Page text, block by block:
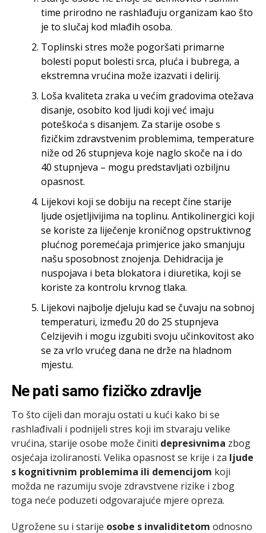
time prirodno ne rashlađuju organizam kao što
je to slučaj kod mlađih osoba.
Toplinski stres može pogoršati primarne
bolesti poput bolesti srca, pluća i bubrega, a
ekstremna vrućina može izazvati i delirij.
Loša kvaliteta zraka u većim gradovima otežava
disanje, osobito kod ljudi koji već imaju
poteškoća s disanjem. Za starije osobe s
fizičkim zdravstvenim problemima, temperature
niže od 26 stupnjeva koje naglo skoče na i do
40 stupnjeva – mogu predstavljati ozbiljnu
opasnost.
Lijekovi koji se dobiju na recept čine starije
ljude osjetljivijima na toplinu. Antikolinergici koji
se koriste za liječenje kroničnog opstruktivnog
plućnog poremećaja primjerice jako smanjuju
našu sposobnost znojenja. Dehidracija je
nuspojava i beta blokatora i diuretika, koji se
koriste za kontrolu krvnog tlaka.
Lijekovi najbolje djeluju kad se čuvaju na sobnoj
temperaturi, između 20 do 25 stupnjeva
Celzijevih i mogu izgubiti svoju učinkovitost ako
se za vrlo vrućeg dana ne drže na hladnom
mjestu.
Ne pati samo fizičko zdravlje
To što cijeli dan moraju ostati u kući kako bi se
rashlađivali i podnijeli stres koji im stvaraju velike
vrućina, starije osobe može činiti depresivnima zbog
osjećaja izoliranosti. Velika opasnost se krije i za ljude
s kognitivnim problemima ili demencijom koji
možda ne razumiju svoje zdravstvene rizike i zbog
toga neće poduzeti odgovarajuće mjere opreza.
Ugrožene su i starije osobe s invaliditetom odnosno